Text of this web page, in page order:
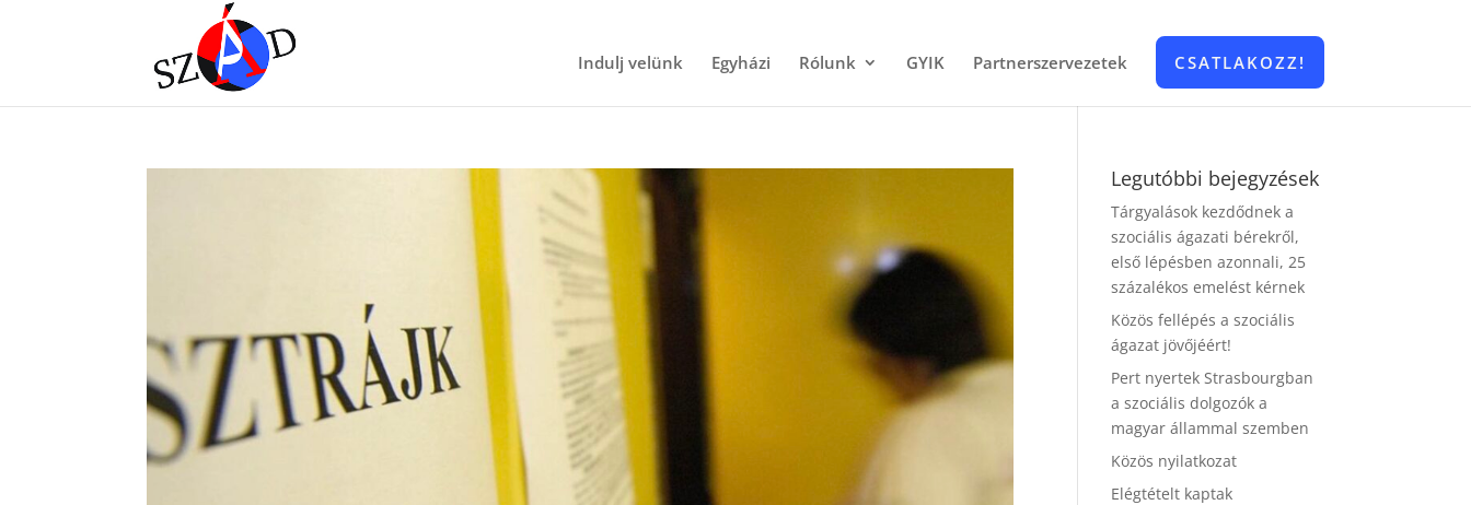
Indulj velünk Egyházi Rólunk GYIK Partnerszervezetek CSATLAKOZZ!
Legutóbbi bejegyzések
Tárgyalások kezdődnek a
szociális ágazati bérekről,
első lépésben azonnali, 25
százalékos emelést kérnek
Közös fellépés a szociális
ágazat jövőjéért!
Pert nyertek Strasbourgban
a szociális dolgozók a
magyar állammal szemben
Közös nyilatkozat
Elégtételt kaptak